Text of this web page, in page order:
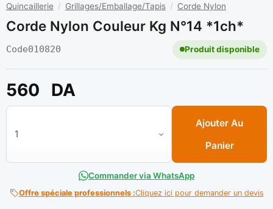
Quincaillerie / Grillages/Emballage/Tapis / Corde Nylon
Corde Nylon Couleur Kg N°14 *1ch*
Code010820 Produit disponible
560 DA
quantité de Corde nylon couleur kg n°14 *1ch*
Ajouter Au
Panier
Commander via WhatsApp
Offre spéciale professionnels :Cliquez ici pour demander un devis